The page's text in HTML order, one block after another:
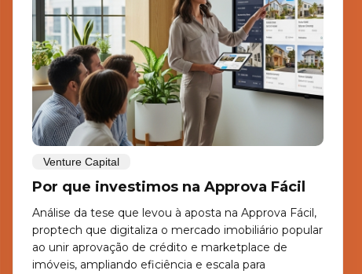
Venture Capital
Por que investimos na Approva Fácil
Análise da tese que levou à aposta na Approva Fácil,
proptech que digitaliza o mercado imobiliário popular
ao unir aprovação de crédito e marketplace de
imóveis, ampliando eficiência e escala para